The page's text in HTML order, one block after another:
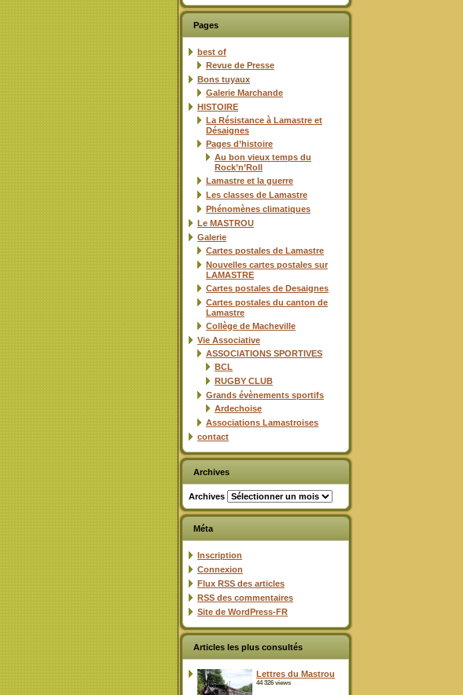
Pages
best of
Revue de Presse
Bons tuyaux
Galerie Marchande
HISTOIRE
La Résistance à Lamastre et
Désaignes
Pages d’histoire
Au bon vieux temps du
Rock’n’Roll
Lamastre et la guerre
Les classes de Lamastre
Phénomènes climatiques
Le MASTROU
Galerie
Cartes postales de Lamastre
Nouvelles cartes postales sur
LAMASTRE
Cartes postales de Desaignes
Cartes postales du canton de
Lamastre
Collège de Macheville
Vie Associative
ASSOCIATIONS SPORTIVES
BCL
RUGBY CLUB
Grands évènements sportifs
Ardechoise
Associations Lamastroises
contact
Archives
Archives
Méta
Inscription
Connexion
Flux RSS des articles
RSS des commentaires
Site de WordPress-FR
Articles les plus consultés
Lettres du Mastrou
44 326 views